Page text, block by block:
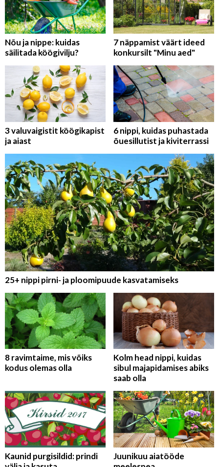
Nõu ja nippe: kuidas
säilitada köögivilju?
7 näppamist väärt ideed
konkursilt "Minu aed"
3 valuvaigistit köögikapist
ja aiast
6 nippi, kuidas puhastada
õuesillutist ja kiviterrassi
25+ nippi pirni- ja ploomipuude kasvatamiseks
8 ravimtaime, mis võiks
kodus olemas olla
Kolm head nippi, kuidas
sibul majapidamises abiks
saab olla
Kaunid purgisildid: prindi
Juunikuu aiatööde